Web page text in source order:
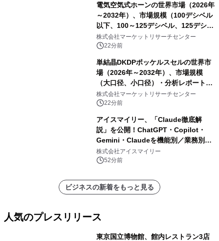
査）・分析レポートを発表
電気空気式ホーンの世界市場（2026年
～2032年）、市場規模（100デシベル
以下、100～125デシベル、125デシベ
ル以上）・分析レポートを発表
株式会社マーケットリサーチセンター
22分前
単結晶DKDPポッケルスセルの世界市
場（2026年～2032年）、市場規模
（大口径、小口径）・分析レポートを
発表
株式会社マーケットリサーチセンター
22分前
アイスマイリー、「Claude徹底解
説」を公開！ChatGPT・Copilot・
Gemini・Claudeを機能別／業務別に
比較―自社に合う生成AIの選び方がわ
かる実践ガイド
株式会社アイスマイリー
52分前
ビジネスの新着をもっと見る
人気のプレスリリース
東京国立博物館、館内レストラン3店